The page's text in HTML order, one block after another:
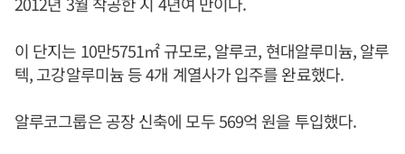
이 단지는 10만5751㎡ 규모로, 알루코, 현대알루미늄, 알루
텍, 고강알루미늄 등 4개 계열사가 입주를 완료했다.
알루코그룹은 공장 신축에 모두 569억 원을 투입했다.